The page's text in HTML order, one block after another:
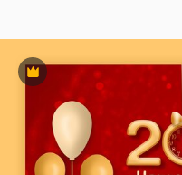
Премиум